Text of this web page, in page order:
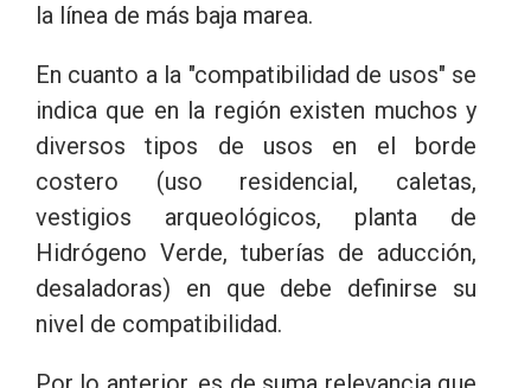
la línea de más baja marea.
En cuanto a la "compatibilidad de usos" se
indica que en la región existen muchos y
diversos tipos de usos en el borde
costero (uso residencial, caletas,
vestigios arqueológicos, planta de
Hidrógeno Verde, tuberías de aducción,
desaladoras) en que debe definirse su
nivel de compatibilidad.